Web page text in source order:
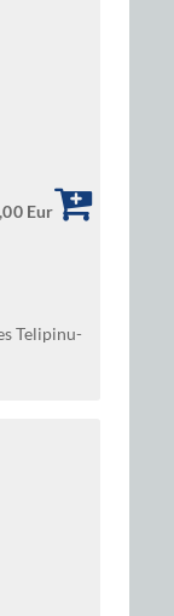
Eur
Telipinu-